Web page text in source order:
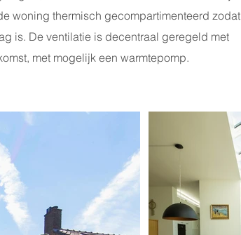
woning thermisch gecompartimenteerd zodat
is. De ventilatie is decentraal geregeld met
met mogelijk een warmtepomp.